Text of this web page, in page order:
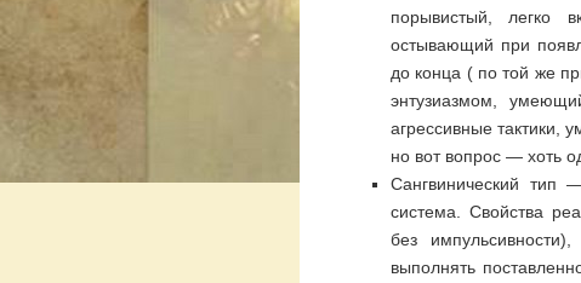
порывистый, легко
остывающий при
до конца ( по той же
энтузиазмом,
агрессивные тактики,
но вот вопрос — хоть
Сангвинический тип
система. Свойства
без
выполнять